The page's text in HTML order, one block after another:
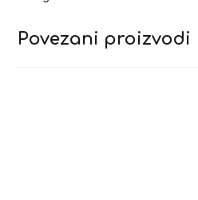
Povezani proizvodi